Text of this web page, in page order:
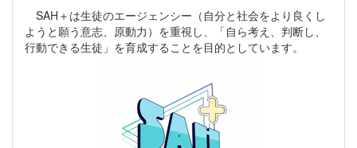
SAH＋は生徒のエージェンシー（自分と社会をより良くし
ようと願う意志、原動力）を重視し、「自ら考え、判断し、
行動できる生徒」を育成することを目的としています。